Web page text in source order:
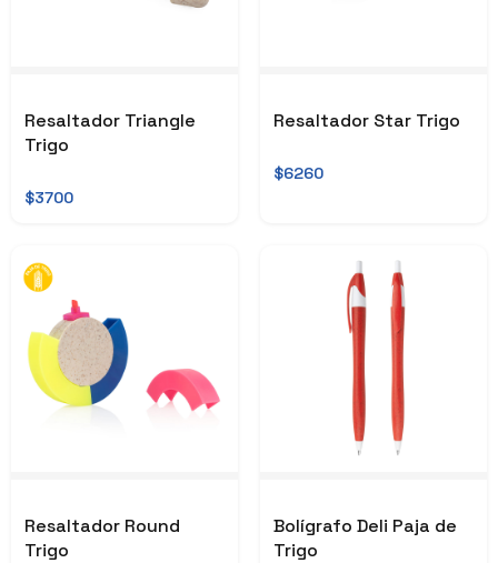
Resaltador Triangle
Trigo
$3700
Resaltador Star Trigo
$6260
Resaltador Round
Trigo
Bolígrafo Deli Paja de
Trigo